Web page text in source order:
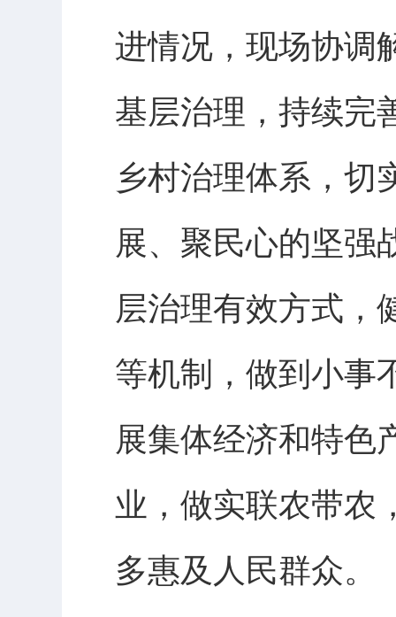
进情况，现场协调
基层治理，持续完
乡村治理体系，切
展、聚民心的坚强
层治理有效方式，
等机制，做到小事
展集体经济和特色
业，做实联农带农
多惠及人民群众。